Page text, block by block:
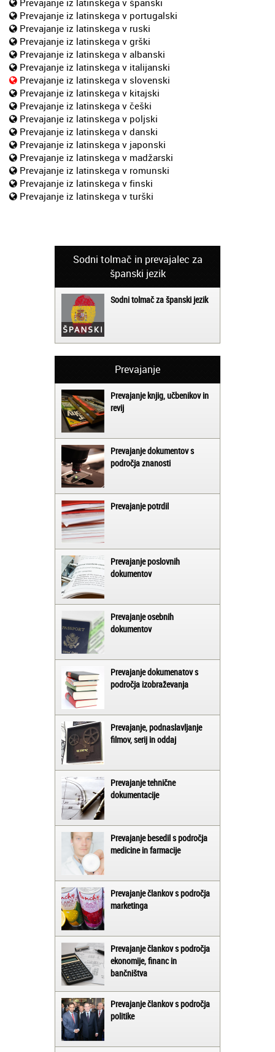
Prevajanje iz latinskega v portugalski
Prevajanje iz latinskega v ruski
Prevajanje iz latinskega v grški
Prevajanje iz latinskega v albanski
Prevajanje iz latinskega v italijanski
Prevajanje iz latinskega v slovenski
Prevajanje iz latinskega v kitajski
Prevajanje iz latinskega v češki
Prevajanje iz latinskega v poljski
Prevajanje iz latinskega v danski
Prevajanje iz latinskega v japonski
Prevajanje iz latinskega v madžarski
Prevajanje iz latinskega v romunski
Prevajanje iz latinskega v finski
Prevajanje iz latinskega v turški
Sodni tolmač in prevajalec za
španski jezik
Sodni tolmač za španski jezik
Prevajanje
Prevajanje knjig, učbenikov in
revij
Prevajanje dokumentov s
področja znanosti
Prevajanje potrdil
Prevajanje poslovnih
dokumentov
Prevajanje osebnih
dokumentov
Prevajanje dokumenatov s
področja izobraževanja
Prevajanje, podnaslavljanje
filmov, serij in oddaj
Prevajanje tehnične
dokumentacije
Prevajanje besedil s področja
medicine in farmacije
Prevajanje člankov s področja
marketinga
Prevajanje člankov s področja
ekonomije, financ in
bančništva
Prevajanje člankov s področja
politike